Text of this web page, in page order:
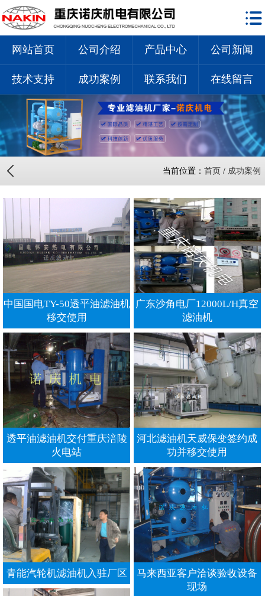
网站首页 公司介绍 产品中心 公司新闻
技术支持 成功案例 联系我们 在线留言
当前位置： 首页 / 成功案例
中国国电TY-50透平油滤油机
移交使用
广东沙角电厂12000L/H真空
滤油机
透平油滤油机交付重庆涪陵
火电站
河北滤油机天威保变签约成
功并移交使用
青能汽轮机滤油机入驻厂区
马来西亚客户洽谈验收设备
现场